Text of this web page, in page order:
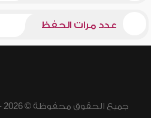
عدد مرات الحفظ
جميع الحقوق محفوظة © 2026 - 1998 لشبكة إسلام ويب